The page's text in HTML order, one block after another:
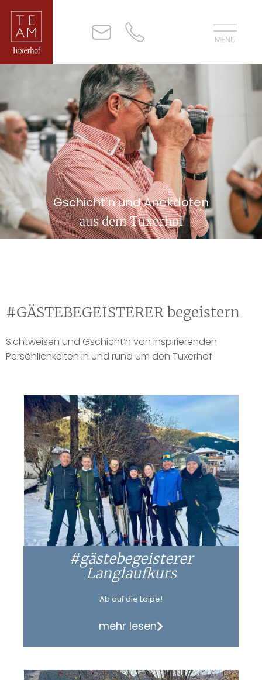
Gschicht'n und Anekdoten
aus dem Tuxerhof
#GÄSTEBEGEISTERER begeistern
Sichtweisen und Gschicht’n von inspirierenden
Persönlichkeiten in und rund um den Tuxerhof.
#gästebegeisterer
Langlaufkurs
Ab auf die Loipe!
mehr lesen